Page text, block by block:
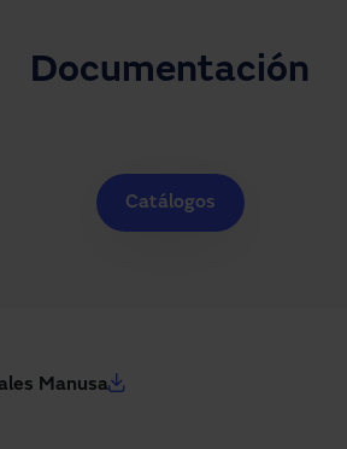
Documentación
Catálogos
Manusa